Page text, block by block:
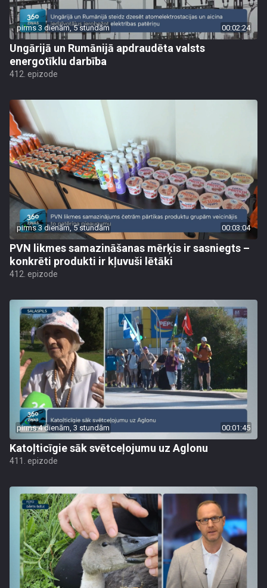
pirms 3 dienām, 5 stundām 00:02:24
Ungārijā un Rumānijā apdraudēta valsts
energotīklu darbība
412. epizode
pirms 3 dienām, 5 stundām 00:03:04
PVN likmes samazināšanas mērķis ir sasniegts –
konkrēti produkti ir kļuvuši lētāki
412. epizode
pirms 4 dienām, 3 stundām 00:01:45
Katoļticīgie sāk svētceļojumu uz Aglonu
411. epizode